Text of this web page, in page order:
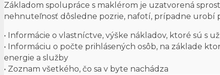
Základom spolupráce s maklérom je uzatvorená
nehnuteľnosť dôsledne pozrie, nafotí, prípadne urobí
• Informácie o vlastníctve, výške nákladov, ktoré sú s
• Informáciu o počte prihlásených osôb, na základe
energie a služby
• Zoznam všetkého, čo sa v byte nachádza